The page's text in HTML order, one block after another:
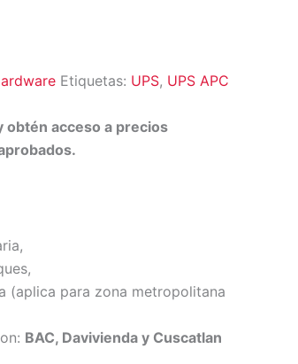
Etiquetas: UPS, UPS APC
obtén acceso a precios
(aplica para zona metropolitana
BAC, Davivienda y Cuscatlan